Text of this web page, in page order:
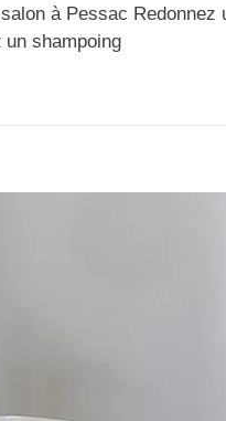
à Pessac Redonnez
shampoing